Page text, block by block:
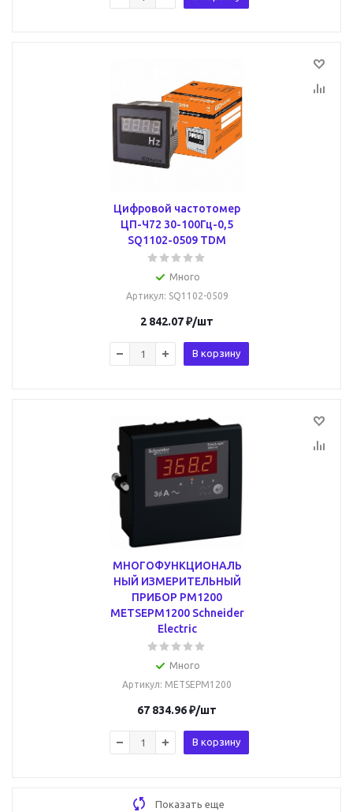
Цифровой частотомер
ЦП-Ч72 30-100Гц-0,5
SQ1102-0509 TDM
Много
Артикул: SQ1102-0509
2 842.07₽/шт
В корзину
МНОГОФУНКЦИОНАЛЬ
НЫЙ ИЗМЕРИТЕЛЬНЫЙ
ПРИБОР PM1200
METSEPM1200 Schneider
Electric
Много
Артикул: METSEPM1200
67 834.96₽/шт
В корзину
Показать еще